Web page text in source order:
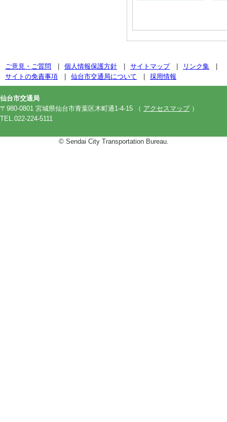
ご意見・ご質問 個人情報保護方針 サイトマップ
リンク集
サイトの免責事項
仙台市交通局について 採用情報
仙台市交通局
〒980-0801 宮城県仙台市青葉区木町通1-4-15 （ アクセスマップ）
TEL.022-224-5111
© Sendai City Transportation Bureau.